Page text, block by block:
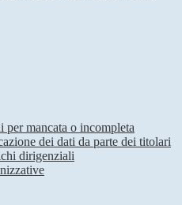
per mancata o incompleta
dei dati da parte dei titolari
dirigenziali